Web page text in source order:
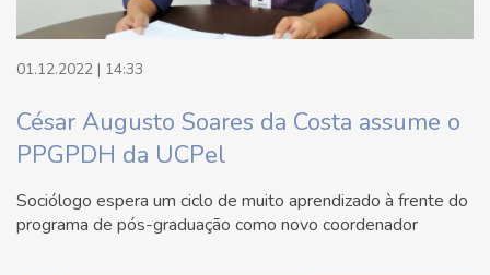
01.12.2022 | 14:33
César Augusto Soares da Costa assume o
PPGPDH da UCPel
Sociólogo espera um ciclo de muito aprendizado à frente do
programa de pós-graduação como novo coordenador